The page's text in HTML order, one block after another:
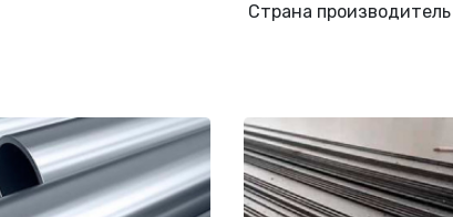
Страна производитель